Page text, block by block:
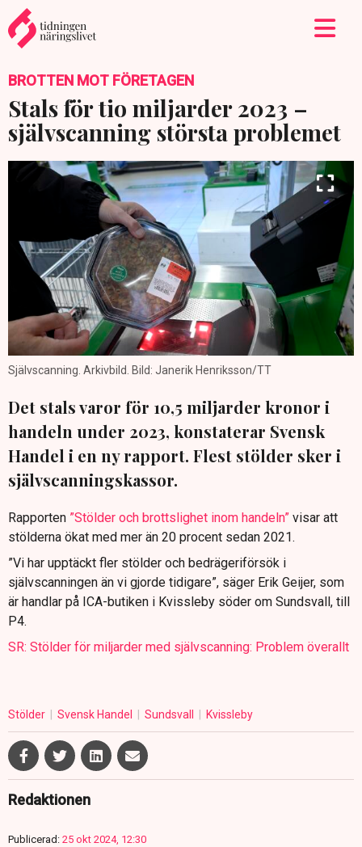
BROTTEN MOT FÖRETAGEN
Stals för tio miljarder 2023 –
självscanning största problemet
Självscanning. Arkivbild. Bild: Janerik Henriksson/TT
Det stals varor för 10,5 miljarder kronor i
handeln under 2023, konstaterar Svensk
Handel i en ny rapport. Flest stölder sker i
självscanningskassor.
Rapporten ”Stölder och brottslighet inom handeln” visar att
stölderna ökat med mer än 20 procent sedan 2021.
”Vi har upptäckt fler stölder och bedrägeriförsök i
självscanningen än vi gjorde tidigare”, säger Erik Geijer, som
är handlar på ICA-butiken i Kvissleby söder om Sundsvall, till
P4.
SR: Stölder för miljarder med självscanning: Problem överallt
Stölder Svensk Handel Sundsvall Kvissleby
Redaktionen
Publicerad: 25 okt 2024, 12:30